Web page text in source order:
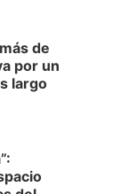
de
por un
largo